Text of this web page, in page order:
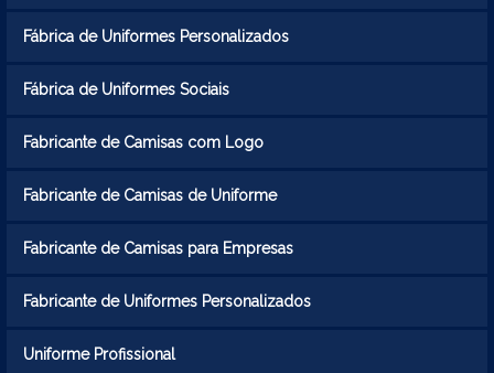
Fábrica de Uniformes Personalizados
Fábrica de Uniformes Sociais
Fabricante de Camisas com Logo
Fabricante de Camisas de Uniforme
Fabricante de Camisas para Empresas
Fabricante de Uniformes Personalizados
Uniforme Profissional